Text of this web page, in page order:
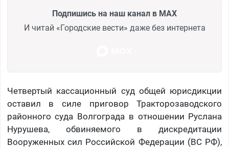
Подпишись на наш канал в MAX
И читай «Городские вести» даже без интернета
Четвертый кассационный суд общей юрисдикции
оставил в силе приговор Тракторозаводского
районного суда Волгограда в отношении Руслана
Нурушева, обвиняемого в дискредитации
Вооруженных сил Российской Федерации (ВС РФ),